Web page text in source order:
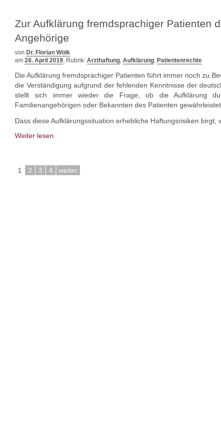
Zur Aufklärung fremdsprachiger Patienten
Angehörige
von Dr. Florian Wölk
am 28. April 2019, Rubrik: Arzthaftung, Aufklärung, Patientenrechte
Die Aufklärung fremdsprachiger Patienten führt immer noch zu
die Verständigung aufgrund der fehlenden Kenntnisse der
stellt sich immer wieder die Frage, ob die Aufklärung
Familienangehörigen oder Bekannten des Patienten
Dass diese Aufklärungssituation erhebliche Haftungsrisiken birgt,
Weiter lesen
1 2 3 4 weiter